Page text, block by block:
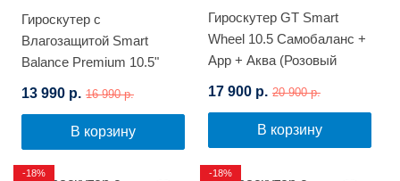
Гироскутер с
Влагозащитой Smart
Balance Premium 10.5"
13 990 р. 16 990 р.
В корзину
Гироскутер GT Smart
Wheel 10.5 Самобаланс +
App + Аква (Розовый
17 900 р. 20 900 р.
В корзину
-18% -18%